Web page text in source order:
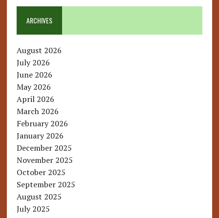
ARCHIVES
August 2026
July 2026
June 2026
May 2026
April 2026
March 2026
February 2026
January 2026
December 2025
November 2025
October 2025
September 2025
August 2025
July 2025